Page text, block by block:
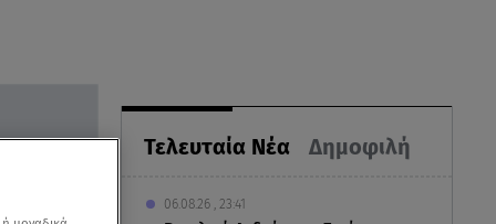
Τελευταία Νέα Δημοφιλή
06.08.26 , 23:41